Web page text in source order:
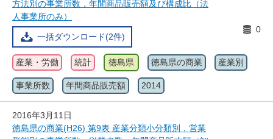
方法別の事業所数，年間商品販売額及び構成比（法
人事業所のみ）
一括ダウンロード(2件)
0
産業・労働 統計 徳島県 徳島県の商業 産業別
事業所数 年間商品販売額 2014
2016年3月11日
徳島県の商業(H26) 第9表 産業分類小分類別，営業